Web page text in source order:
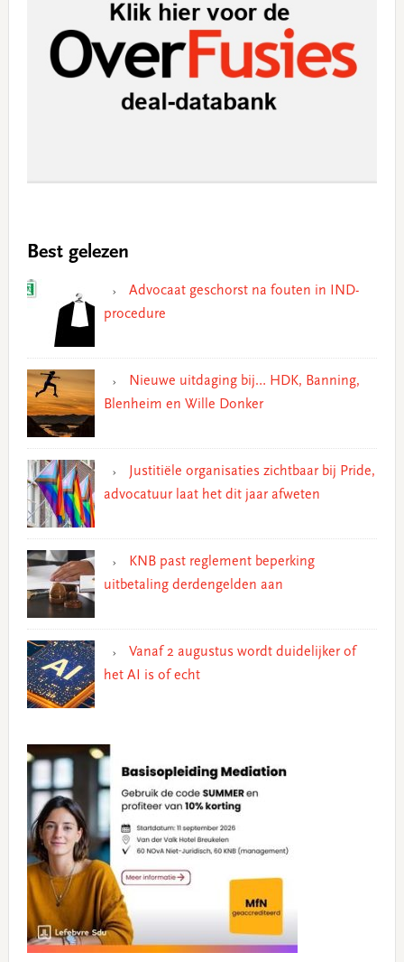
Best gelezen
Advocaat geschorst na fouten in IND-
procedure
Nieuwe uitdaging bij… HDK, Banning,
Blenheim en Wille Donker
Justitiële organisaties zichtbaar bij Pride,
advocatuur laat het dit jaar afweten
KNB past reglement beperking
uitbetaling derdengelden aan
Vanaf 2 augustus wordt duidelijker of
het AI is of echt